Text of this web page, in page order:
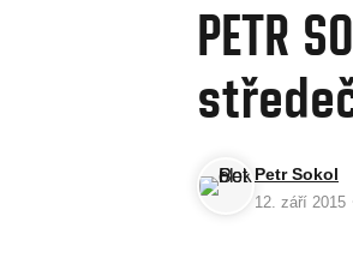
PETR
Petr Sokol
12. září 2015